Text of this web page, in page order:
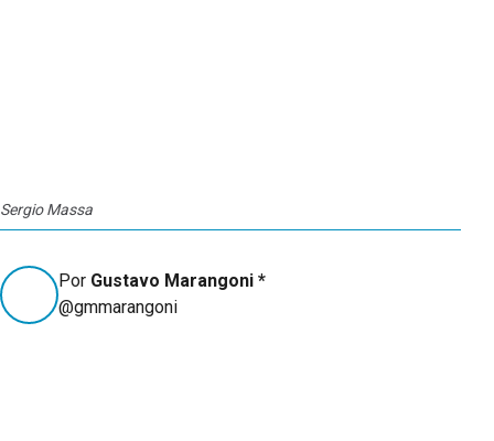
Sergio Massa
Por Gustavo Marangoni *
@gmmarangoni